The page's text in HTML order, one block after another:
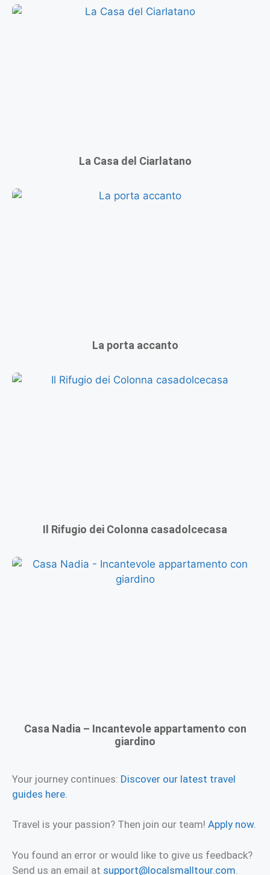
La Casa del Ciarlatano
La porta accanto
Il Rifugio dei Colonna casadolcecasa
Casa Nadia – Incantevole appartamento con
giardino
Your journey continues: Discover our latest travel
guides here.
Travel is your passion? Then join our team! Apply now.
You found an error or would like to give us feedback?
Send us an email at support@localsmalltour.com